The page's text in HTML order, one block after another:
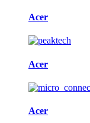
Acer
Acer
Acer